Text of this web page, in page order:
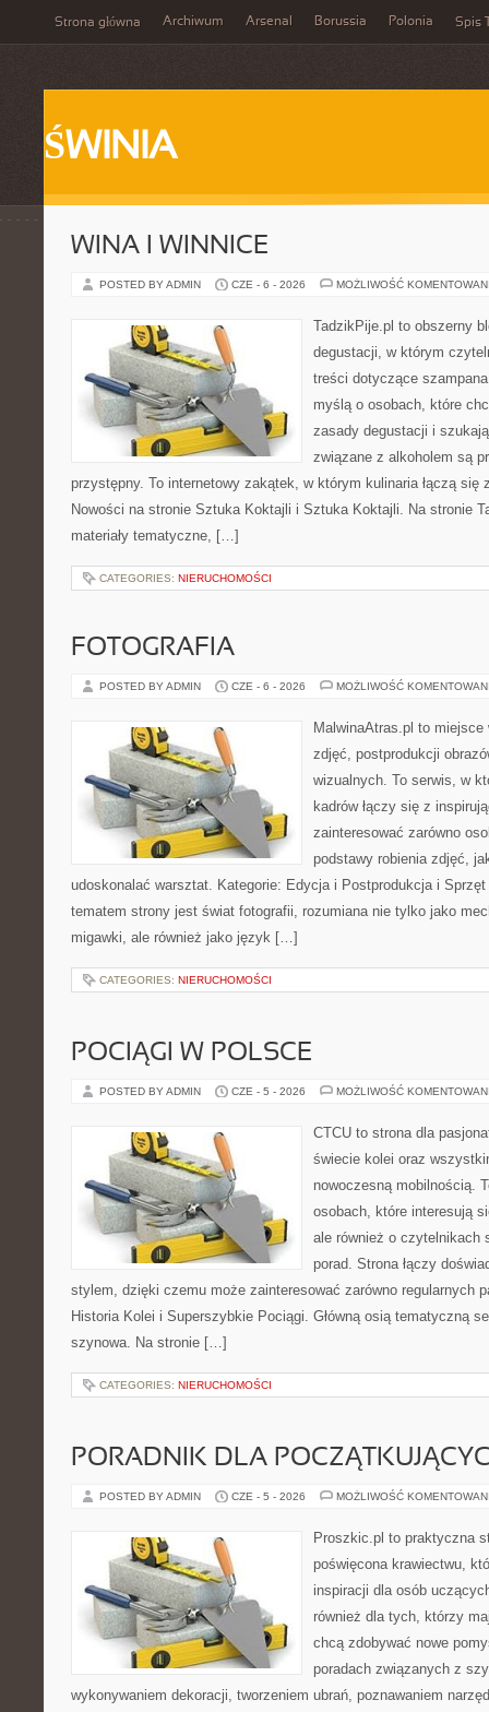
Strona główna Archiwum Arsenal Borussia Polonia Spis
ŚWINIA
WINA I WINNICE
POSTED BY ADMIN CZE - 6 - 2026 MOŻLIWOŚĆ
TadzikPije.pl to obszerny
degustacji, w którym
treści dotyczące
myślą o osobach, które
zasady degustacji i
związane z alkoholem są
przystępny. To internetowy zakątek, w którym kulinaria łączą się
Nowości na stronie Sztuka Koktajli i Sztuka Koktajli. Na stronie
materiały tematyczne, […]
CATEGORIES: NIERUCHOMOŚCI
FOTOGRAFIA
POSTED BY ADMIN CZE - 6 - 2026 MOŻLIWOŚĆ
MalwinaAtras.pl to
zdjęć, postprodukcji
wizualnych. To serwis, w
kadrów łączy się z
zainteresować zarówno
podstawy robienia zdjęć,
udoskonalać warsztat. Kategorie: Edycja i Postprodukcja i Sprzęt
tematem strony jest świat fotografii, rozumiana nie tylko jako
migawki, ale również jako język […]
CATEGORIES: NIERUCHOMOŚCI
POCIĄGI W POLSCE
POSTED BY ADMIN CZE - 5 - 2026 MOŻLIWOŚĆ
CTCU to strona dla
świecie kolei oraz
nowoczesną mobilnością.
osobach, które interesują
ale również o czytelnikach
porad. Strona łączy
stylem, dzięki czemu może zainteresować zarówno regularnych
Historia Kolei i Superszybkie Pociągi. Główną osią tematyczną
szynowa. Na stronie […]
CATEGORIES: NIERUCHOMOŚCI
PORADNIK DLA
POSTED BY ADMIN CZE - 5 - 2026 MOŻLIWOŚĆ
Proszkic.pl to praktyczna
poświęcona krawiectwu,
inspiracji dla osób
również dla tych, którzy
chcą zdobywać nowe
poradach związanych z
wykonywaniem dekoracji, tworzeniem ubrań, poznawaniem